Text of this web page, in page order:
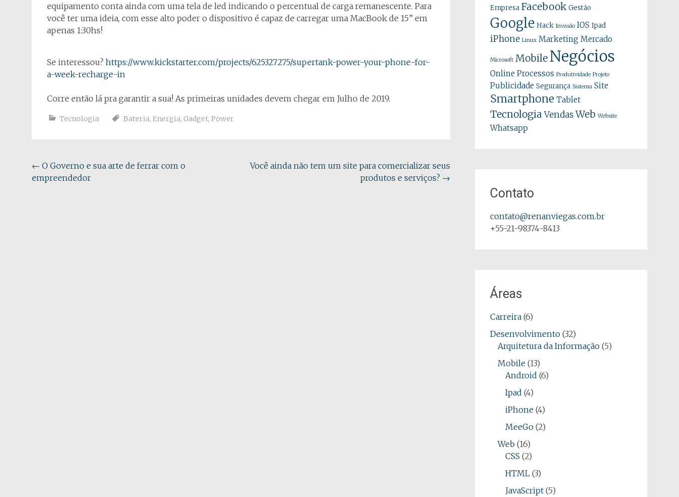
equipamento conta ainda com uma tela de led indicando o percentual de carga remanescente. Para
você ter uma ideia, com esse alto poder o dispositivo é capaz de carregar uma MacBook de 15” em
apenas 1:30hs!
Se interessou? https://www.kickstarter.com/projects/625327275/supertank-power-your-phone-for-
a-week-recharge-in
Corre então lá pra garantir a sua! As primeiras unidades devem chegar em Julho de 2019.
Tecnologia Bateria, Energia, Gadget, Power
Navegação
do
← O Governo e sua arte de ferrar com o
empreendedor
Você ainda não tem um site para comercializar seus
produtos e serviços? →
Empresa Facebook Gestão
Google Hack Invasão IOS Ipad
iPhone Linux Marketing Mercado
Microsoft Mobile Negócios
Online Processos Produtividade Projeto
Publicidade Segurança Sistema Site
Smartphone Tablet
TecnologiaVendasWeb Website
Whatsapp
Contato
contato@renanviegas.com.br
+55-21-98374-8413
Áreas
Carreira(6)
Desenvolvimento(32)
Arquitetura da Informação(5)
Mobile (13)
Android (6)
Ipad (4)
iPhone (4)
MeeGo(2)
Web (16)
CSS (2)
HTML(3)
JavaScript(5)